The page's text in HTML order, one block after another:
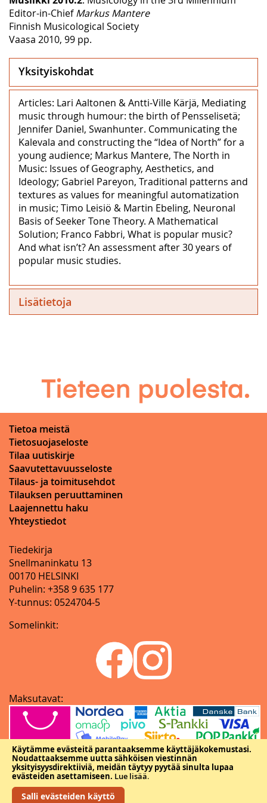
Käytämme evästeitä parantaaksemme käyttäjäkokemustasi.
Noudattaaksemme uutta sähköisen viestinnän
yksityisyysdirektiiviä, meidän täytyy pyytää sinulta lupaa
evästeiden asettamiseen. Lue lisää.
Salli evästeiden käyttö
Editor-in-ChiefMarkus Mantere
Finnish Musicological Society
Vaasa 2010, 99 pp.
Yksityiskohdat
Articles: Lari Aaltonen & Antti-Ville Kärjä, Mediating
music through humour: the birth of Pensselisetä;
Jennifer Daniel, Swanhunter. Communicating the
Kalevala and constructing the “Idea of North” for a
young audience; Markus Mantere, The North in
Music: Issues of Geography, Aesthetics, and
Ideology; Gabriel Pareyon, Traditional patterns and
textures as values for meaningful automatization
in music; Timo Leisiö & Martin Ebeling, Neuronal
Basis of Seeker Tone Theory. A Mathematical
Solution; Franco Fabbri, What is popular music?
And what isn’t? An assessment after 30 years of
popular music studies.
Lisätietoja
Tietoa meistä
Tietosuojaseloste
Tilaa uutiskirje
Saavutettavuusseloste
Tilaus- ja toimitusehdot
Tilauksen peruuttaminen
Laajennettu haku
Yhteystiedot
Tiedekirja
Snellmaninkatu 13
00170 HELSINKI
Puhelin: +358 9 635 177
Y-tunnus: 0524704-5
Somelinkit:
Maksutavat:
Copyright © Tieteellisten seurain valtuuskunta